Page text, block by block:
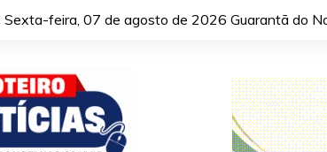
Sexta-feira, 07 de agosto de 2026 Guarantã do